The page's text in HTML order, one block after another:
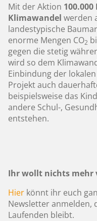
Mit der Aktion
Klimawandel werden
landestypische
enorme Mengen CO2
gegen die stetig
wird so dem
Einbindung der
Projekt auch
beispielsweise das
andere Schul-,
entstehen.
Ihr wollt nichts mehr
Hier könnt ihr euch
Newsletter anmelden,
Laufenden bleibt.